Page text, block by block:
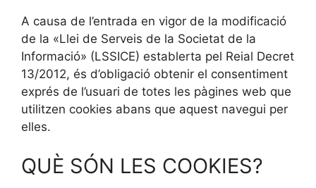
A causa de l’entrada en vigor de la modificació
de la «Llei de Serveis de la Societat de la
Informació» (LSSICE) establerta pel Reial Decret
13/2012, és d’obligació obtenir el consentiment
exprés de l’usuari de totes les pàgines web que
utilitzen cookies abans que aquest navegui per
elles.
QUÈ SÓN LES COOKIES?